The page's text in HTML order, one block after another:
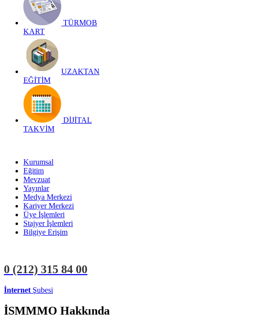
TÜRMOB
KART
UZAKTAN
EĞİTİM
DİJİTAL
TAKVİM
Kurumsal
Eğitim
Mevzuat
Yayınlar
Medya Merkezi
Kariyer Merkezi
Üye İşlemleri
Stajyer İşlemleri
Bilgiye Erişim
0 (212) 315 84 00
İnternet Şubesi
İSMMMO Hakkında